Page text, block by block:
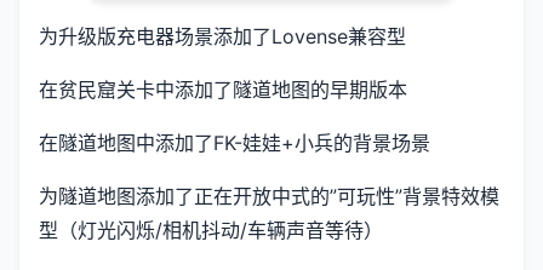
为升级版充电器场景添加了Lovense兼容型
在贫民窟关卡中添加了隧道地图的早期版本
在隧道地图中添加了FK-娃娃+小兵的背景场景
为隧道地图添加了正在开放中式的”可玩性”背景特效模
型（灯光闪烁/相机抖动/车辆声音等待）